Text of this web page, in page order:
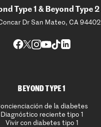
Type 1 & Beyond Type 2
Dr San Mateo, CA 94402
BEYOND TYPE 1
de la diabetes
Diagnóstico reciente tipo 1
Vivir con diabetes tipo 1